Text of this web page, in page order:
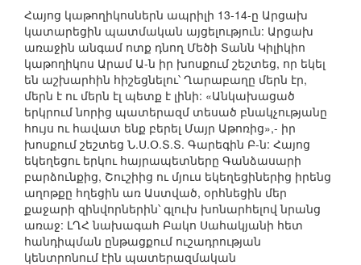
Հայոց կաթողիկոսներն ապրիլի 13-14-ը Արցախ
կատարեցին պատմական այցելություն: Արցախ
առաջին անգամ ոտք դնող Մեծի Տանն Կիլիկիո
կաթողիկոս Արամ Ա-ն իր խոսքում շեշտեց, որ եկել
են աշխարհին հիշեցնելու՝ Ղարաբաղը մերն էր,
մերն է ու մերն էլ պետք է լինի: «Անկախացած
երկրում նորից պատերազմ տեսած բնակչությանը
հույս ու հավատ ենք բերել Մայր Աթոռից»,- իր
խոսքում շեշտեց Ն.Ս.Օ.Տ.Տ. Գարեգին Բ-ն: Հայոց
եկեղեցու երկու հայրապետները Գանձասարի
բարձունքից, Շուշիից ու մյուս եկեղեցիներից իրենց
աղոթքը հղեցին առ Աստված, օրհնեցին մեր
քաջարի զինվորներին՝ գլուխ խոնարհելով նրանց
առաջ: ԼՂՀ նախագահ Բակո Սահակյանի հետ
հանդիպման ընթացքում ուշադրության
կենտրոնում էին պատերազմական